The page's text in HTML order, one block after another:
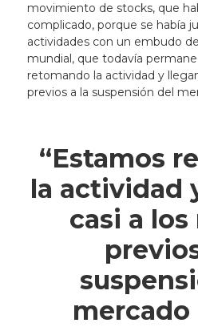
movimiento de stocks, que
complicado, porque se había
actividades con un embudo
mundial, que todavía
retomando la actividad y
previos a la suspensión del
“Estamos
la actividad
casi a
mercado